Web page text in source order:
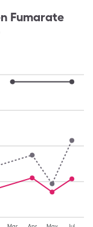
Fumarate